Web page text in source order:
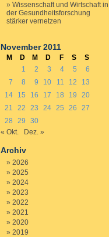
Wissenschaft und Wirtschaft in
der Gesundheitsforschung
stärker vernetzen
November 2011
M D M D F S
S
1
2 3 4 5
6
7
8 9 10 11 12
13
14
15 16 17 18 19
20
21
22 23 24 25 26
27
28
29
30
« Okt.
Dez. »
Archiv
2026
2025
2024
2023
2022
2021
2020
2019